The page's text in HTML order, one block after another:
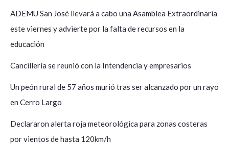
ADEMU San José llevará a cabo una Asamblea Extraordinaria
este viernes y advierte por la falta de recursos en la
educación
Cancillería se reunió con la Intendencia y empresarios
Un peón rural de 57 años murió tras ser alcanzado por un rayo
en Cerro Largo
Declararon alerta roja meteorológica para zonas costeras
por vientos de hasta 120km/h